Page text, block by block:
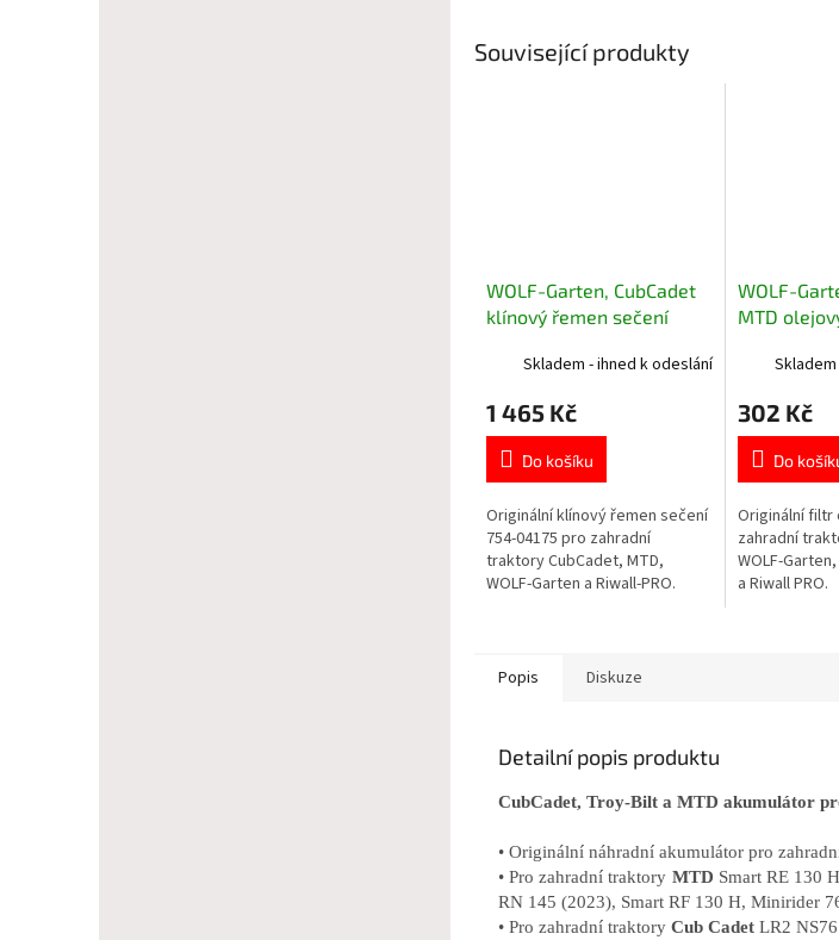
Související produkty
WOLF-Garten, CubCadet
klínový řemen sečení
Skladem - ihned k odeslání
1 465 Kč
Do košíku
Originální klínový řemen sečení
754-04175 pro zahradní
traktory CubCadet, MTD,
WOLF-Garten a Riwall-PRO.
WOLF-
MTD
302 Kč
Do
Originální filtr
zahradní
WOLF-
a Riwall PRO.
Popis Diskuze
Detailní popis produktu
CubCadet, Troy-Bilt a MTD akumulátor
• Originální náhradní akumulátor pro
• Pro zahradní traktory MTD Smart RE 130
RN 145 (2023), Smart RF 130 H, Minirider
• Pro zahradní traktoryCub Cadet LR2